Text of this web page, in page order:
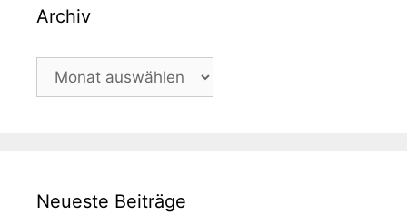
Archiv
Archiv
Neueste Beiträge